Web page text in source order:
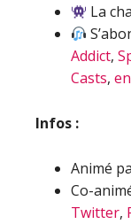
La
Addict,
Casts,
Infos :
Animé
Co-
Twitter,